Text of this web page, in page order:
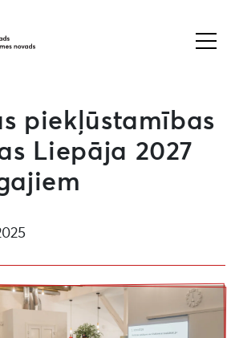
piekļūstamības
Liepāja 2027